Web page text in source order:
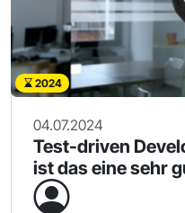
2024
04.07.2024
Test-driven
ist das eine sehr